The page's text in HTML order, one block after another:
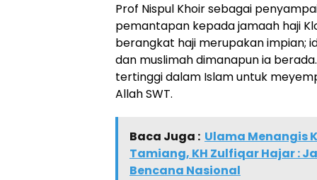
Prof Nispul Khoir sebagai
pemantapan kepada jamaah haji
berangkat haji merupakan impian;
dan muslimah dimanapun ia
tertinggi dalam Islam untuk
Allah SWT.
Baca Juga : Ulama Menangis
Tamiang, KH Zulfiqar Hajar :
Bencana Nasional